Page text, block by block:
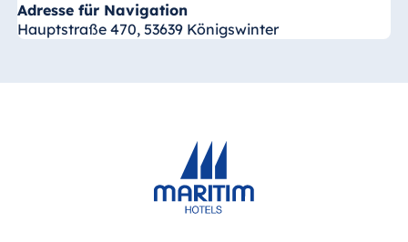
Adresse für Navigation
Hauptstraße 470, 53639 Königswinter